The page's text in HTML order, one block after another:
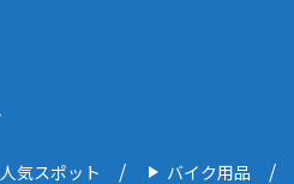
人気スポット バイク用品